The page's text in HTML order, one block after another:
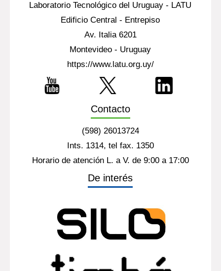
Laboratorio Tecnológico del Uruguay - LATU
Edificio Central - Entrepiso
Av. Italia 6201
Montevideo - Uruguay
https://www.latu.org.uy/
Contacto
(598) 26013724
Ints. 1314, tel fax. 1350
Horario de atención L. a V. de 9:00 a 17:00
De interés